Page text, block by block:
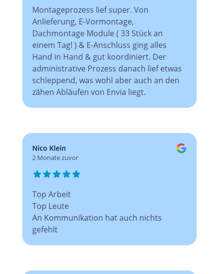
Montageprozess lief super. Von
Anlieferung, E-Vormontage,
Dachmontage Module ( 33 Stück an
einem Tag! ) & E-Anschluss ging alles
Hand in Hand & gut koordiniert. Der
administrative Prozess danach lief etwas
schleppend, was wohl aber auch an den
zähen Abläufen von Envia liegt.
Nico Klein
2 Monate zuvor
Top Arbeit
Top Leute
An Kommunikation hat auch nichts
gefehlt